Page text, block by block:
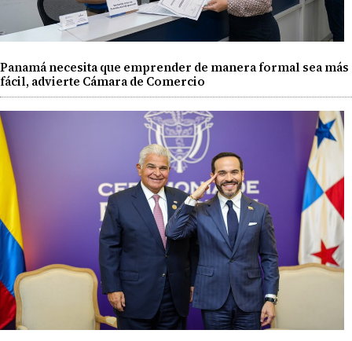
Panamá necesita que emprender de manera formal sea más
fácil, advierte Cámara de Comercio